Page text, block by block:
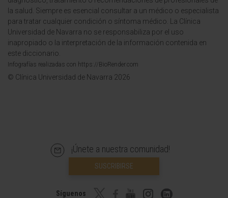
la salud. Siempre es esencial consultar a un médico o especialista
para tratar cualquier condición o síntoma médico. La Clínica
Universidad de Navarra no se responsabiliza por el uso
inapropiado o la interpretación de la información contenida en
este diccionario.
Infografías realizadas con https://BioRender.com
© Clínica Universidad de Navarra 2026
¡Únete a nuestra comunidad!
SUSCRIBIRSE
Síguenos